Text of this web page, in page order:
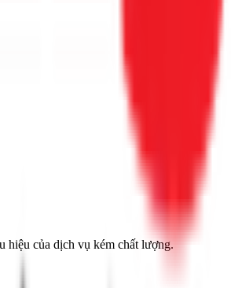
hiệu của dịch vụ kém chất lượng.